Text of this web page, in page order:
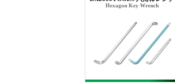
Hexagon Key Wrench